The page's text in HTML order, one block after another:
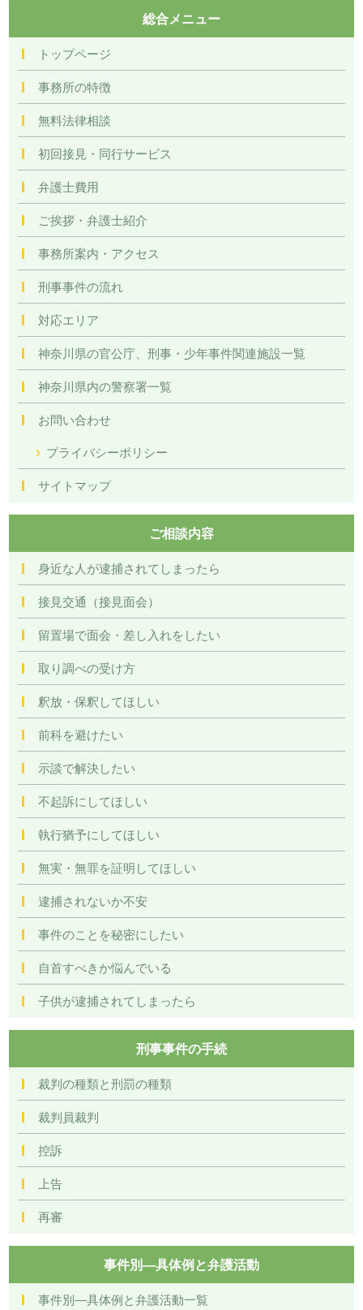
総合メニュー
トップページ
事務所の特徴
無料法律相談
初回接見・同行サービス
弁護士費用
ご挨拶・弁護士紹介
事務所案内・アクセス
刑事事件の流れ
対応エリア
神奈川県の官公庁、刑事・少年事件関連施設一覧
神奈川県内の警察署一覧
お問い合わせ
プライバシーポリシー
サイトマップ
ご相談内容
身近な人が逮捕されてしまったら
接見交通（接見面会）
留置場で面会・差し入れをしたい
取り調べの受け方
釈放・保釈してほしい
前科を避けたい
示談で解決したい
不起訴にしてほしい
執行猶予にしてほしい
無実・無罪を証明してほしい
逮捕されないか不安
事件のことを秘密にしたい
自首すべきか悩んでいる
子供が逮捕されてしまったら
刑事事件の手続
裁判の種類と刑罰の種類
裁判員裁判
控訴
上告
再審
事件別―具体例と弁護活動
事件別―具体例と弁護活動一覧